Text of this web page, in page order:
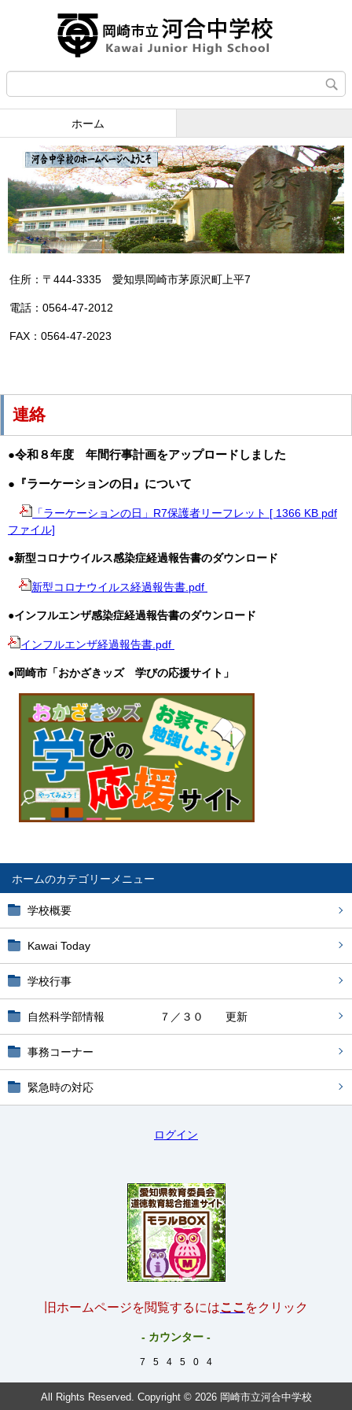
ホーム
ホーム
学校概要
Kawai Today
学校行事
自然科学部情報 ７／３０ 更新
事務コーナー
緊急時の対応
ログイン
旧ホームページを閲覧するにはここ をクリック
- カウンター -
7 5 4 5 0 4
住所：〒444-3335 愛知県岡崎市茅原沢町上平7
電話：0564-47-2012
FAX：0564-47-2023
連絡
●令和８年度 年間行事計画をアップロードしました
●『ラーケーションの日』について
「ラーケーションの日」R7保護者リーフレット [ 1366 KB pdf
ファイル]
●新型コロナウイルス感染症経過報告書のダウンロード
新型コロナウイルス経過報告書.pdf
●インフルエンザ感染症経過報告書のダウンロード
インフルエンザ経過報告書.pdf
●岡崎市「おかざきッズ 学びの応援サイト」
All Rights Reserved. Copyright © 2026 岡崎市立河合中学校